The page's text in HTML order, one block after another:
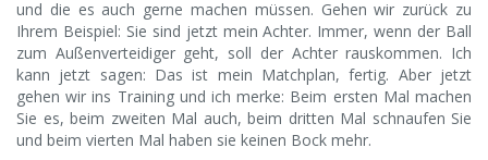
und die es auch gerne machen müssen. Gehen wir zurück zu
Ihrem Beispiel: Sie sind jetzt mein Achter. Immer, wenn der Ball
zum Außenverteidiger geht, soll der Achter rauskommen. Ich
kann jetzt sagen: Das ist mein Matchplan, fertig. Aber jetzt
gehen wir ins Training und ich merke: Beim ersten Mal machen
Sie es, beim zweiten Mal auch, beim dritten Mal schnaufen Sie
und beim vierten Mal haben sie keinen Bock mehr.